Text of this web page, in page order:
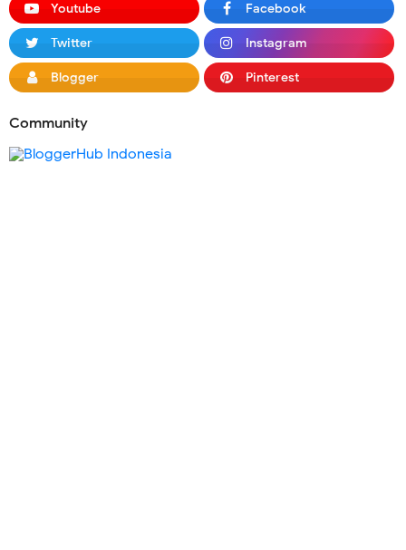
Youtube Facebook
Twitter Instagram
Blogger Pinterest
Community